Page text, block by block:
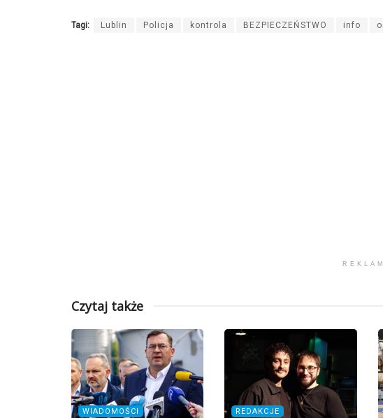
Tagi: Lublin Policja kontrola BEZPIECZEŃSTWO info
Czytaj także
WIADOMOŚCI REDAKCJE